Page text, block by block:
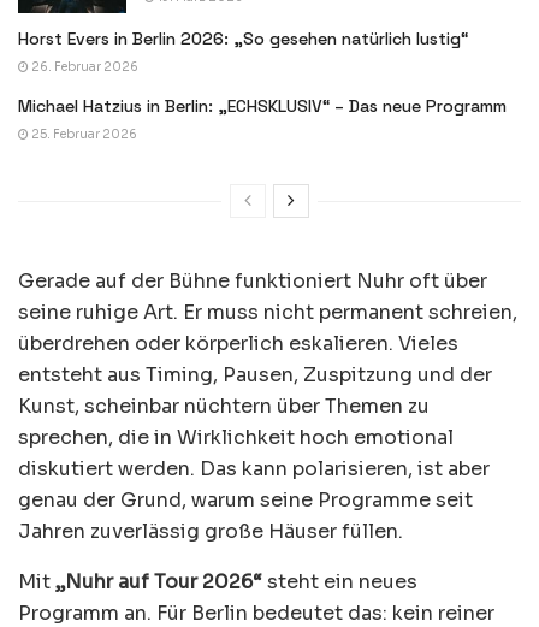
Horst Evers in Berlin 2026: „So gesehen natürlich lustig“
26. Februar 2026
Michael Hatzius in Berlin: „ECHSKLUSIV“ – Das neue Programm
25. Februar 2026
Gerade auf der Bühne funktioniert Nuhr oft über
seine ruhige Art. Er muss nicht permanent schreien,
überdrehen oder körperlich eskalieren. Vieles
entsteht aus Timing, Pausen, Zuspitzung und der
Kunst, scheinbar nüchtern über Themen zu
sprechen, die in Wirklichkeit hoch emotional
diskutiert werden. Das kann polarisieren, ist aber
genau der Grund, warum seine Programme seit
Jahren zuverlässig große Häuser füllen.
Mit„Nuhr auf Tour 2026“steht ein neues
Programm an. Für Berlin bedeutet das: kein reiner